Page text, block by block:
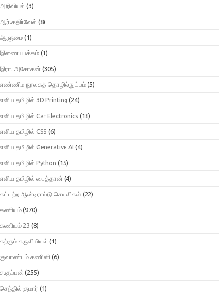
அறிவியல் (3)
ஆர்.கதிர்வேல் (8)
ஆளுமை (1)
இணையபக்கம் (1)
இரா. அசோகன் (305)
எண்ணிம நூலகத் தொழில்நுட்பம் (5)
எளிய தமிழில் 3D Printing (24)
எளிய தமிழில் Car Electronics (18)
எளிய தமிழில் CSS (6)
எளிய தமிழில் Generative AI (4)
எளிய தமிழில் Python (15)
எளிய தமிழில் பைத்தான் (4)
கட்டற்ற ஆன்டிராய்டு செயலிகள் (22)
கணியம் (970)
கணியம் 23 (8)
கற்கும் கருவியியல் (1)
குவாண்டம் கணினி (6)
ச.குப்பன் (255)
செந்தில் குமார் (1)